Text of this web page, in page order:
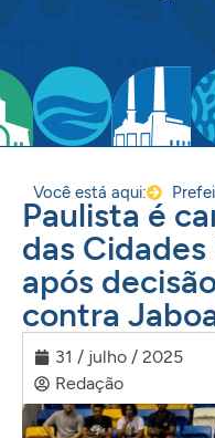
Você está aqui:
Paulista é
das
após
contra
31 / julho / 2025
Redação